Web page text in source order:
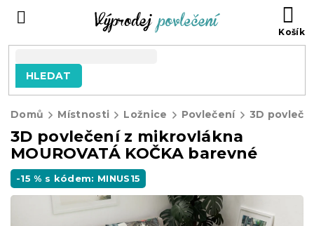
HLEDAT
Domů Místnosti Ložnice Povlečení 3D
3D povlečení z mikrovlákna
MOUROVATÁ KOČKA barevné
-15 % s kódem: MINUS15